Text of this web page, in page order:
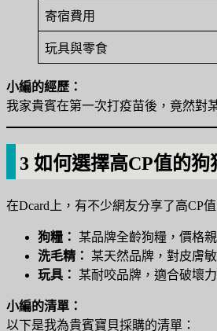
寄宿費用
玩具與零食
小編的經歷：
我家貴賓在第一次打疫苗後，竟然對
3 如何選擇高CP值的
在Dcard上，有不少網友分享了高CP
狗糧：
某品牌全齡狗糧，價格
洗毛精：
某天然品牌，對皮膚
玩具：
某耐咬品牌，適合破壞
小編的清單：
以下是我為貴賓寶貝採購的清單：